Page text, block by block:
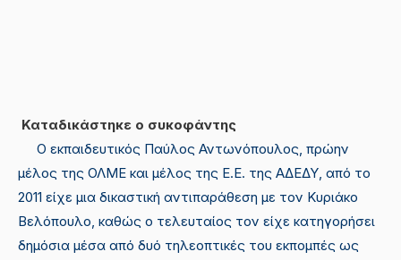
Καταδικάστηκε ο συκοφάντης
Ο εκπαιδευτικός Παύλος Αντωνόπουλος, πρώην
μέλος της ΟΛΜΕ και μέλος της Ε.Ε. της ΑΔΕΔΥ, από το
2011 είχε μια δικαστική αντιπαράθεση με τον Κυριάκο
Βελόπουλο, καθώς ο τελευταίος τον είχε κατηγορήσει
δημόσια μέσα από δυό τηλεοπτικές του εκπομπές ως